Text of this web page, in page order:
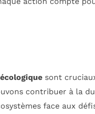
sont
contribuer à la
face aux